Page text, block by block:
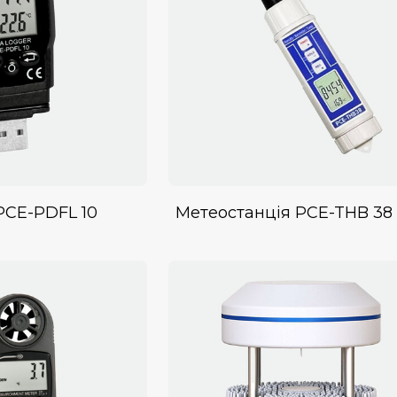
PDFL 10 Метеостанція PCE-THB 38